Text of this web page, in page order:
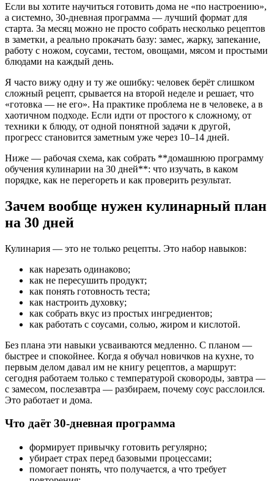
Если вы хотите научиться готовить дома не «по настроению»,
а системно, 30-дневная программа — лучший формат для
старта. За месяц можно не просто собрать несколько рецептов
в заметки, а реально прокачать базу: замес, жарку, запекание,
работу с ножом, соусами, тестом, овощами, мясом и простыми
блюдами на каждый день.
Я часто вижу одну и ту же ошибку: человек берёт слишком
сложный рецепт, срывается на второй неделе и решает, что
«готовка — не его». На практике проблема не в человеке, а в
хаотичном подходе. Если идти от простого к сложному, от
техники к блюду, от одной понятной задачи к другой,
прогресс становится заметным уже через 10–14 дней.
Ниже — рабочая схема, как собрать **домашнюю программу
обучения кулинарии на 30 дней**: что изучать, в каком
порядке, как не перегореть и как проверить результат.
Зачем вообще нужен кулинарный план
на 30 дней
Кулинария — это не только рецепты. Это набор навыков:
как нарезать одинаково;
как не пересушить продукт;
как понять готовность теста;
как настроить духовку;
как собрать вкус из простых ингредиентов;
как работать с соусами, солью, жиром и кислотой.
Без плана эти навыки усваиваются медленно. С планом —
быстрее и спокойнее. Когда я обучал новичков на кухне, то
первым делом давал им не книгу рецептов, а маршрут:
сегодня работаем только с температурой сковороды, завтра —
с замесом, послезавтра — разбираем, почему соус расслоился.
Это работает и дома.
Что даёт 30-дневная программа
формирует привычку готовить регулярно;
убирает страх перед базовыми процессами;
помогает понять, что получается, а что требует